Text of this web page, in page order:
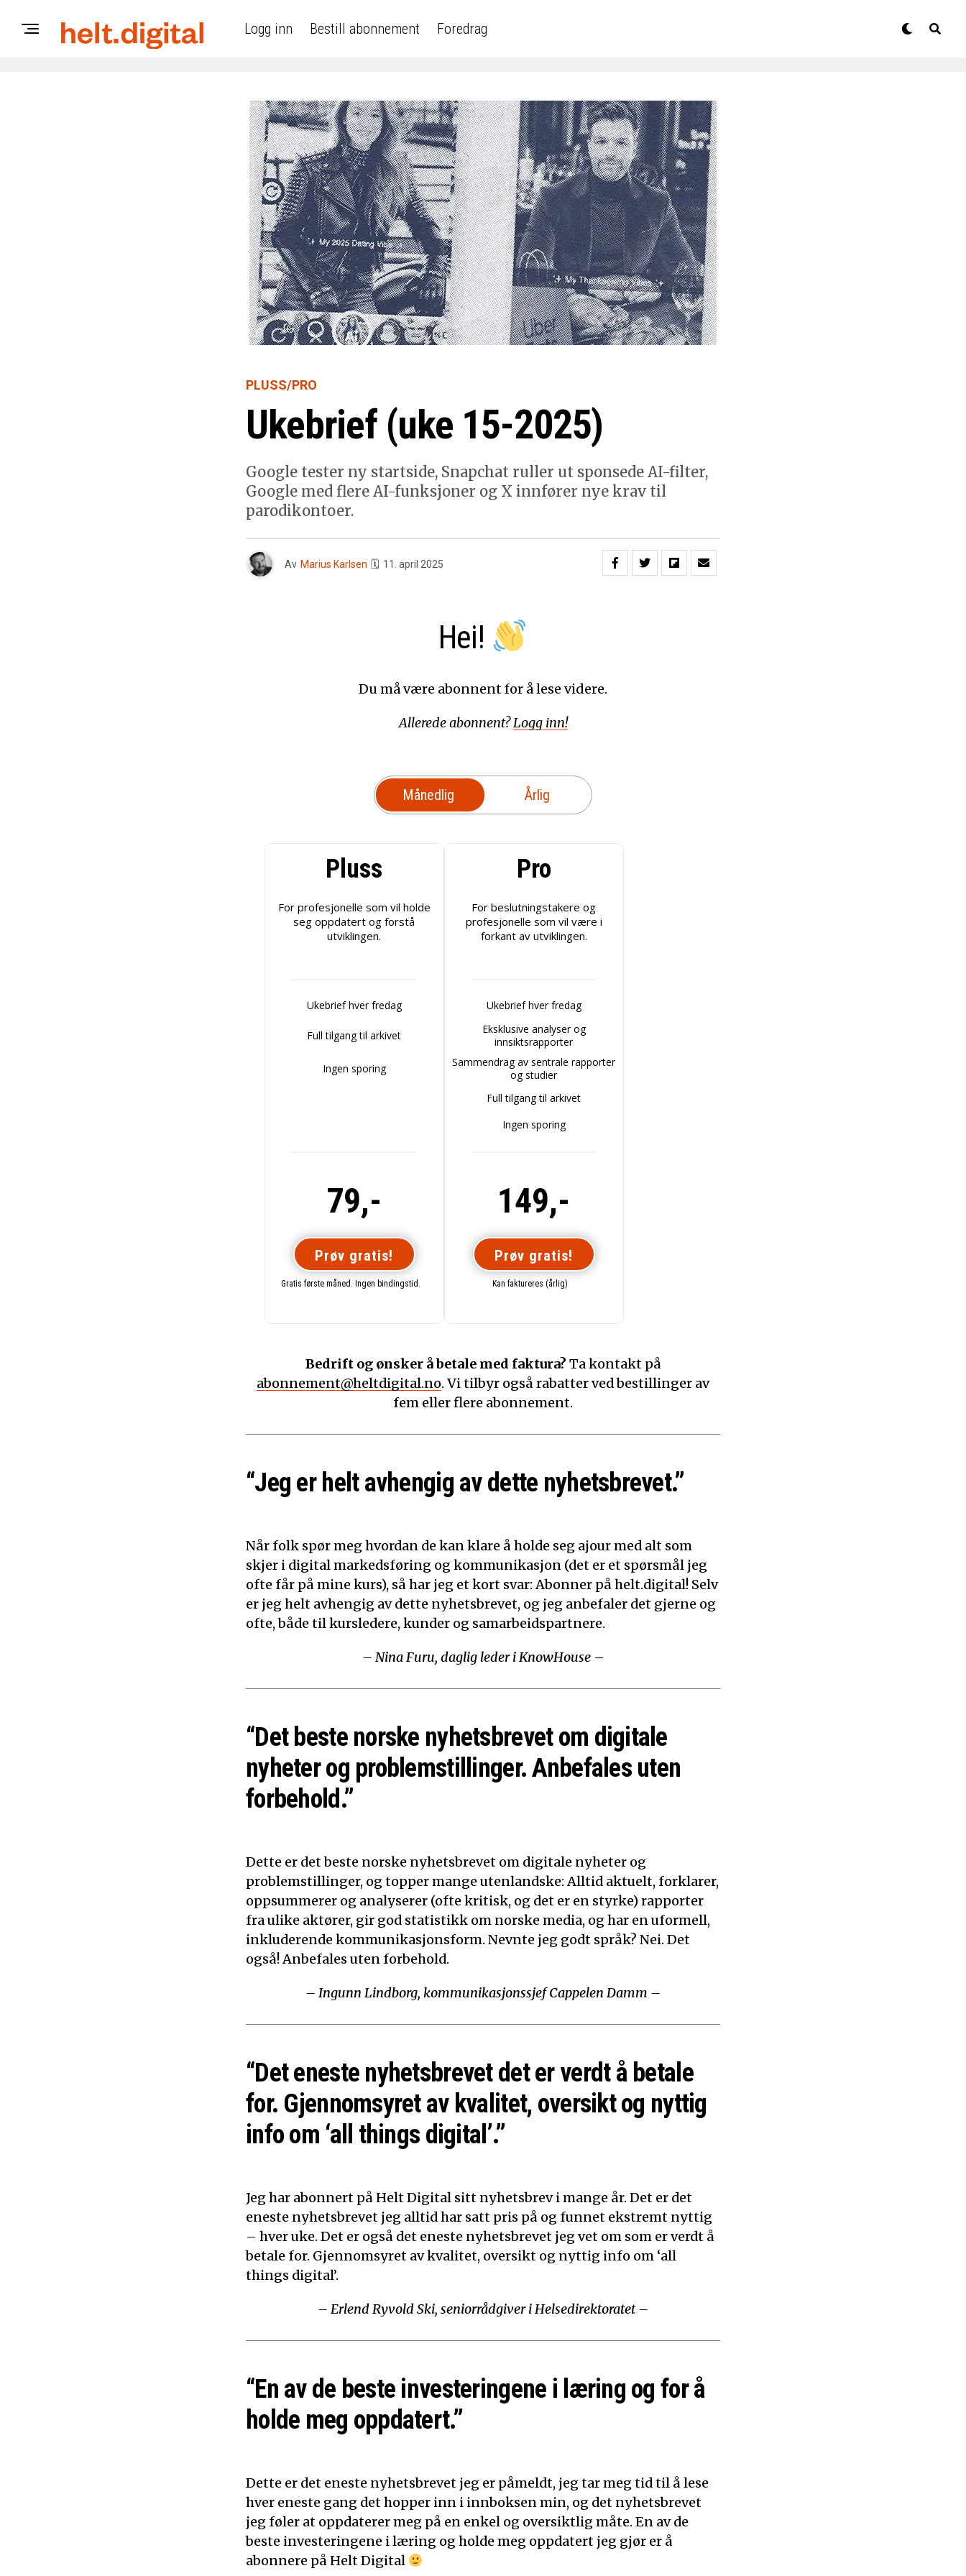
Logg inn Bestill abonnement Foredrag
PLUSS/PRO
Ukebrief (uke 15-2025)
Google tester ny startside, Snapchat ruller ut sponsede AI-filter,
Google med flere AI-funksjoner og X innfører nye krav til
parodikontoer.
Av Marius Karlsen 🗓 11. april 2025
Hei!
Du må være abonnent for å lese videre.
Allerede abonnent?Logg inn!
Månedlig Årlig
Pluss
For profesjonelle som vil holde
seg oppdatert og forstå
utviklingen.
Ukebrief hver fredag
Full tilgang til arkivet
Ingen sporing
79,-
Prøv gratis!
Gratis første måned. Ingen bindingstid.
Pro
For beslutningstakere og
profesjonelle som vil være i
forkant av utviklingen.
Ukebrief hver fredag
Eksklusive analyser og
innsiktsrapporter
Sammendrag av sentrale rapporter
og studier
Full tilgang til arkivet
Ingen sporing
149,-
Prøv gratis!
Kan faktureres (årlig)
Bedrift og ønsker å betale med faktura? Ta kontakt på
abonnement@heltdigital.no. Vi tilbyr også rabatter ved bestillinger av
fem eller flere abonnement.
“Jeg er helt avhengig av dette nyhetsbrevet.”
Når folk spør meg hvordan de kan klare å holde seg ajour med alt som
skjer i digital markedsføring og kommunikasjon (det er et spørsmål jeg
ofte får på mine kurs), så har jeg et kort svar: Abonner på helt.digital! Selv
er jeg helt avhengig av dette nyhetsbrevet, og jeg anbefaler det gjerne og
ofte, både til kursledere, kunder og samarbeidspartnere.
– Nina Furu, daglig leder i KnowHouse–
“Det beste norske nyhetsbrevet om digitale
nyheter og problemstillinger. Anbefales uten
forbehold.”
Dette er det beste norske nyhetsbrevet om digitale nyheter og
problemstillinger, og topper mange utenlandske: Alltid aktuelt, forklarer,
oppsummerer og analyserer (ofte kritisk, og det er en styrke) rapporter
fra ulike aktører, gir god statistikk om norske media, og har en uformell,
inkluderende kommunikasjonsform. Nevnte jeg godt språk? Nei. Det
også! Anbefales uten forbehold.
– Ingunn Lindborg, kommunikasjonssjef Cappelen Damm –
“Det eneste nyhetsbrevet det er verdt å betale
for. Gjennomsyret av kvalitet, oversikt og nyttig
info om ‘all things digital’.”
Jeg har abonnert på Helt Digital sitt nyhetsbrev i mange år. Det er det
eneste nyhetsbrevet jeg alltid har satt pris på og funnet ekstremt nyttig
– hver uke. Det er også det eneste nyhetsbrevet jeg vet om som er verdt å
betale for. Gjennomsyret av kvalitet, oversikt og nyttig info om ‘all
things digital’.
– Erlend Ryvold Ski, seniorrådgiver i Helsedirektoratet –
“En av de beste investeringene i læring og for å
holde meg oppdatert.”
Dette er det eneste nyhetsbrevet jeg er påmeldt, jeg tar meg tid til å lese
hver eneste gang det hopper inn i innboksen min, og det nyhetsbrevet
jeg føler at oppdaterer meg på en enkel og oversiktlig måte. En av de
beste investeringene i læring og holde meg oppdatert jeg gjør er å
abonnere på Helt Digital